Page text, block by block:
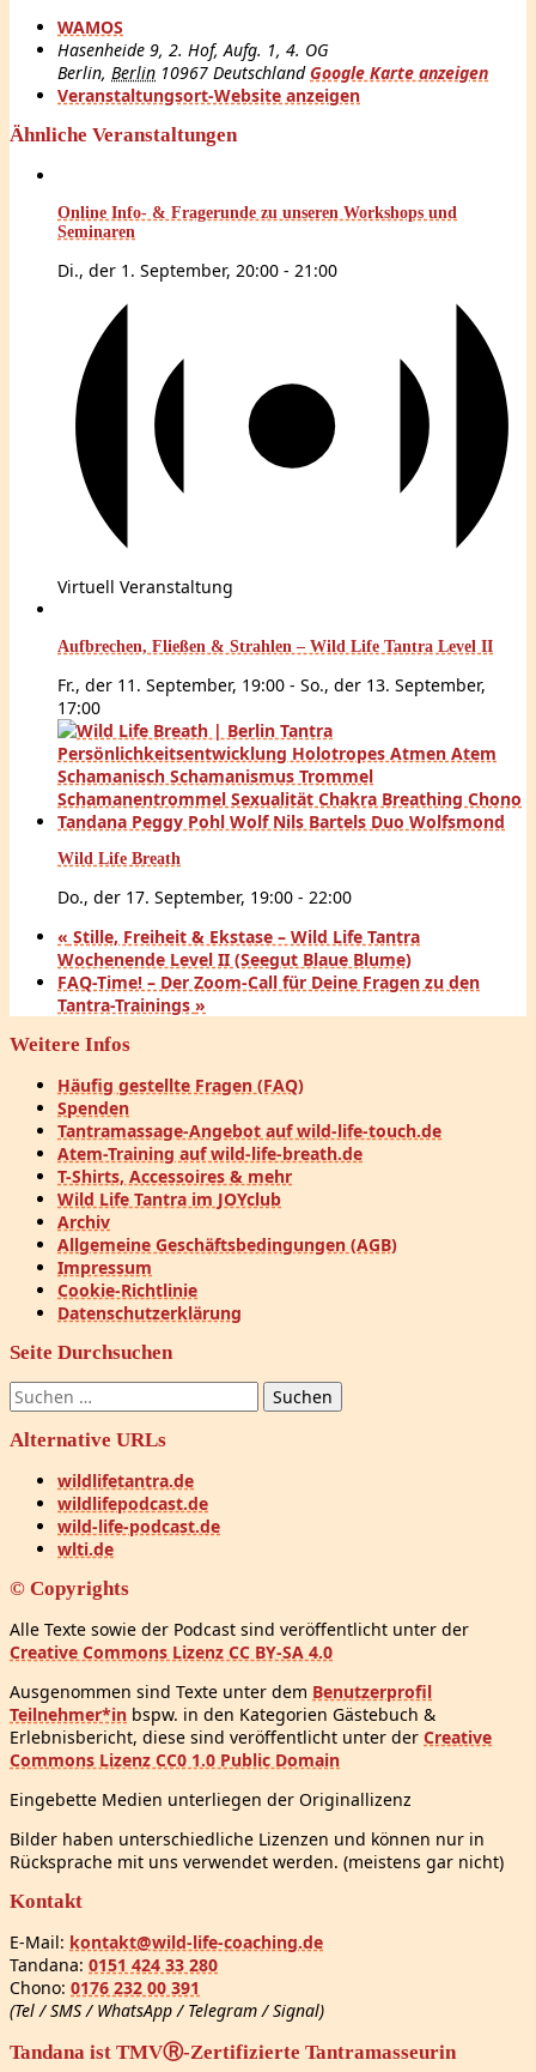
WAMOS
Hasenheide 9, 2. Hof, Aufg. 1, 4. OG
Berlin, Berlin 10967 Deutschland Google Karte anzeigen
Veranstaltungsort-Website anzeigen
Ähnliche Veranstaltungen
Online Info- & Fragerunde zu unseren Workshops und
Seminaren
Di., der 1. September, 20:00 - 21:00
Virtuell Veranstaltung
Aufbrechen, Fließen & Strahlen – Wild Life Tantra Level II
Fr., der 11. September, 19:00 - So., der 13. September,
17:00
Wild Life Breath
Do., der 17. September, 19:00 - 22:00
« Stille, Freiheit & Ekstase – Wild Life Tantra
Wochenende Level II (Seegut Blaue Blume)
FAQ-Time! – Der Zoom-Call für Deine Fragen zu den
Tantra-Trainings »
Weitere Infos
Häufig gestellte Fragen (FAQ)
Spenden
Tantramassage-Angebot auf wild-life-touch.de
Atem-Training auf wild-life-breath.de
T-Shirts, Accessoires & mehr
Wild Life Tantra im JOYclub
Archiv
Allgemeine Geschäftsbedingungen (AGB)
Impressum
Cookie-Richtlinie
Datenschutzerklärung
Seite Durchsuchen
Suchen
nach:
Alternative URLs
wildlifetantra.de
wildlifepodcast.de
wild-life-podcast.de
wlti.de
© Copyrights
Alle Texte sowie der Podcast sind veröffentlicht unter der
Creative Commons Lizenz CC BY-SA 4.0
Ausgenommen sind Texte unter dem Benutzerprofil
Teilnehmer*in bspw. in den Kategorien Gästebuch &
Erlebnisbericht, diese sind veröffentlicht unter der Creative
Commons Lizenz CC0 1.0 Public Domain
Eingebette Medien unterliegen der Originallizenz
Bilder haben unterschiedliche Lizenzen und können nur in
Rücksprache mit uns verwendet werden. (meistens gar nicht)
Kontakt
E-Mail: kontakt@wild-life-coaching.de
Tandana: 0151 424 33 280
Chono: 0176 232 00 391
(Tel / SMS / WhatsApp / Telegram / Signal)
Tandana ist TMVⓇ-Zertifizierte Tantramasseurin